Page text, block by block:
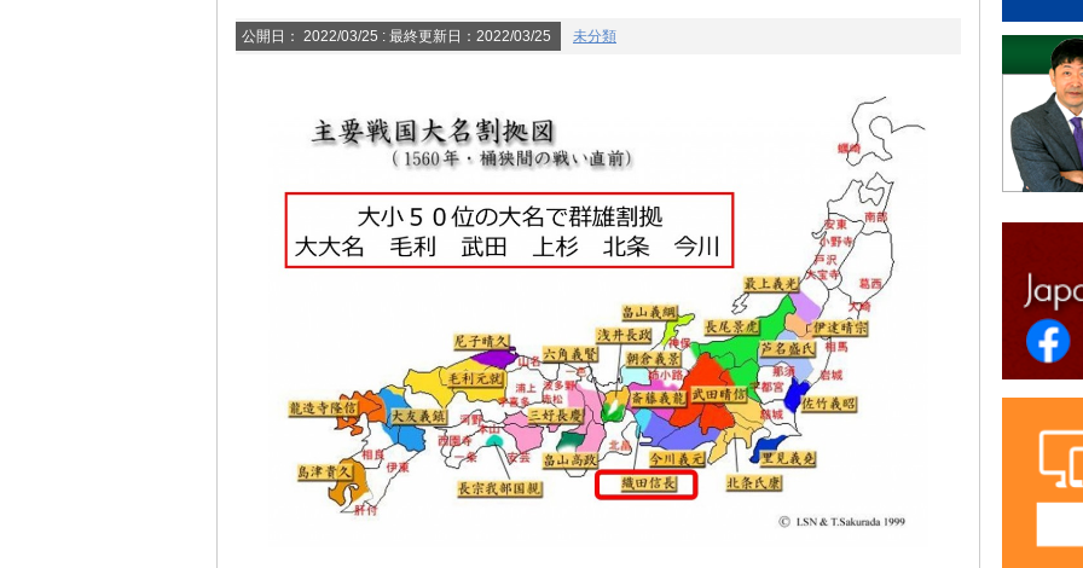
公開日： 2022/03/25 : 最終更新日：2022/03/25 未分類